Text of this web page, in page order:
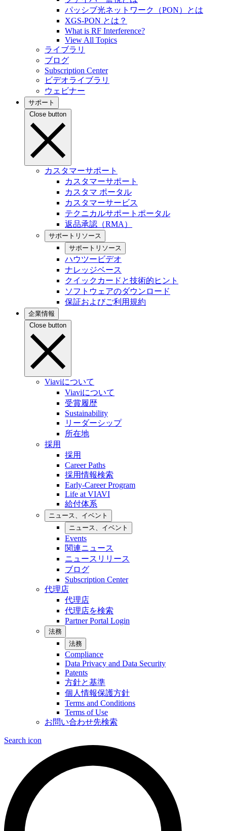
パッシブ光ネットワーク（PON）とは
XGS-PON とは？
What is RF Interference?
View All Topics
ライブラリ
ブログ
Subscription Center
ビデオライブラリ
ウェビナー
サポート
Close button
カスタマーサポート
カスタマーサポート
カスタマ ポータル
カスタマーサービス
テクニカルサポートポータル
返品承認（RMA）
サポートリソース
サポートリソース
ハウツービデオ
ナレッジベース
クイックカードと技術的ヒント
ソフトウェアのダウンロード
保証およびご利用規約
企業情報
Close button
Viaviについて
Viaviについて
受賞履歴
Sustainability
リーダーシップ
所在地
採用
採用
Career Paths
採用情報検索
Early-Career Program
Life at VIAVI
給付体系
ニュース、イベント
ニュース、イベント
Events
関連ニュース
ニュースリリース
ブログ
Subscription Center
代理店
代理店
代理店を検索
Partner Portal Login
法務
法務
Compliance
Data Privacy and Data Security
Patents
方針と基準
個人情報保護方針
Terms and Conditions
Terms of Use
お問い合わせ先検索
Search icon